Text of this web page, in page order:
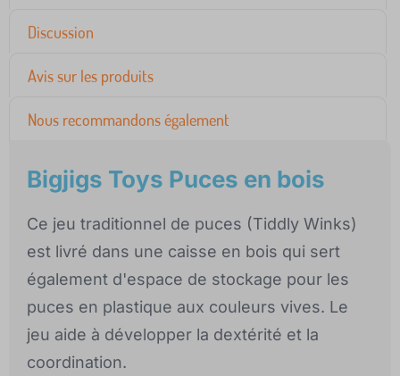
Discussion
Avis sur les produits
Nous recommandons également
Bigjigs Toys Puces en bois
Ce jeu traditionnel de puces (Tiddly Winks)
est livré dans une caisse en bois qui sert
également d'espace de stockage pour les
puces en plastique aux couleurs vives. Le
jeu aide à développer la dextérité et la
coordination.